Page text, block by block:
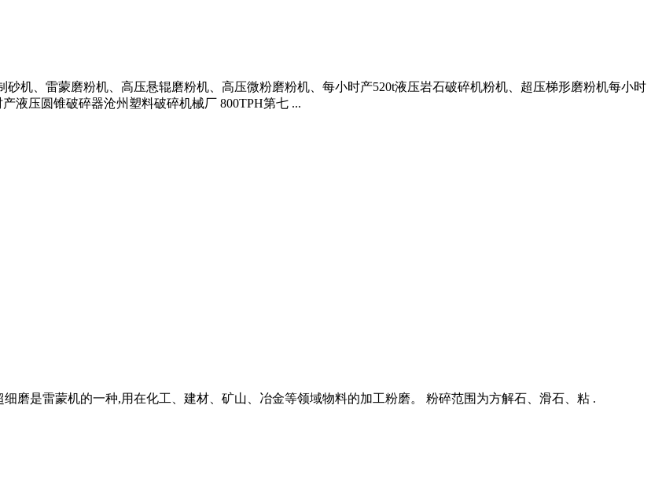
机、雷蒙磨粉机、高压悬辊磨粉机、高压微粉磨粉机、每小时产520t液压岩石破碎机粉机、超压梯形磨粉机每小时
液压圆锥破碎器沧州塑料破碎机械厂 800TPH第七 ...
磨是雷蒙机的一种,用在化工、建材、矿山、冶金等领域物料的加工粉磨。 粉碎范围为方解石、滑石、粘 .